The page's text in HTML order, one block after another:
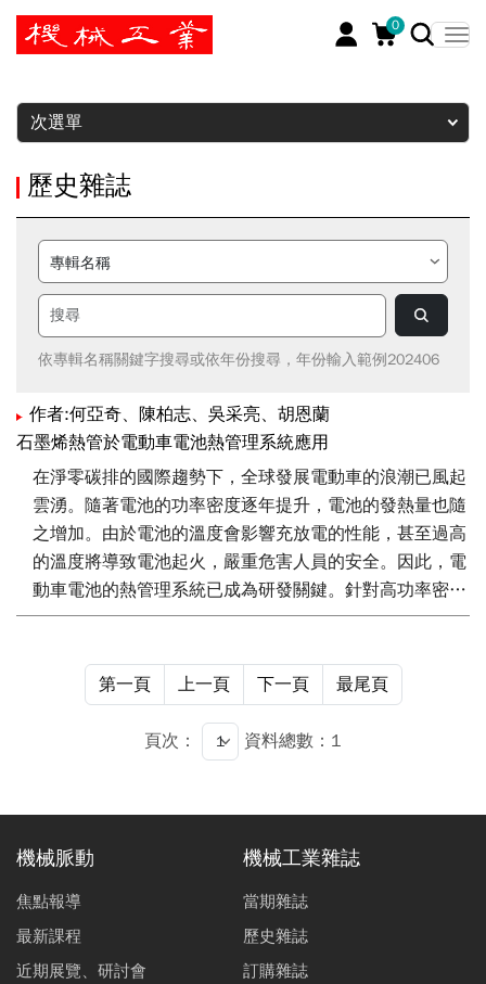
0
暫停
次選單
歷史雜誌
依專輯名稱關鍵字搜尋或依年份搜尋，年份輸入範例202406
作者:何亞奇、陳柏志、吳采亮、胡恩蘭
石墨烯熱管於電動車電池熱管理系統應用
在淨零碳排的國際趨勢下，全球發展電動車的浪潮已風起
雲湧。隨著電池的功率密度逐年提升，電池的發熱量也隨
之增加。由於電池的溫度會影響充放電的性能，甚至過高
的溫度將導致電池起火，嚴重危害人員的安全。因此，電
動車電池的熱管理系統已成為研發關鍵。針對高功率密度
電池的開發，以傳統冷卻液管路進行散熱面臨了重大的瓶
積排熱率等。本文透過開發石墨烯奈米流體的製備方法與
石墨烯熱管，以解決高功率密度電池的散熱問題。經由不
同的實驗參數，包含石墨烯比例、流體選用、黏滯性、潛
熱、表面張力、密度、幾何尺寸等等，以找出最佳的散熱
石墨烯奈米流體後，最大熱傳量比純水提升45%，熱傳導
係數提升約120%。對於石墨烯脈衝熱管，添加石墨烯奈
米流體後，最大熱傳量比純水提升130%，熱傳導係數提
升約50%。石墨烯脈衝熱管比石墨烯熱管具有更大熱傳
量，因此將來可應用至電動車的電池，達成高效散熱的目
標，對於發展高功率密度電池有極大的助益。
第一頁 上一頁 下一頁 最尾頁
頁次： 資料總數：1
機械脈動
焦點報導
最新課程
近期展覽、研討會
機械工業雜誌
當期雜誌
歷史雜誌
訂購雜誌